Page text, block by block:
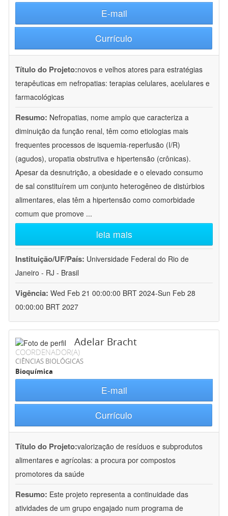
E-mail
Currículo
Título do Projeto:novos e velhos atores para estratégias
terapêuticas em nefropatias: terapias celulares, acelulares e
farmacológicas
Resumo: Nefropatias, nome amplo que caracteriza a
diminuição da função renal, têm como etiologias mais
frequentes processos de isquemia-reperfusão (I/R)
(agudos), uropatia obstrutiva e hipertensão (crônicas).
Apesar da desnutrição, a obesidade e o elevado consumo
de sal constituírem um conjunto heterogêneo de distúrbios
alimentares, elas têm a hipertensão como comorbidade
comum que promove ...
leia mais
Instituição/UF/País: Universidade Federal do Rio de
Janeiro - RJ - Brasil
Vigência: Wed Feb 21 00:00:00 BRT 2024-Sun Feb 28
00:00:00 BRT 2027
Adelar Bracht
COORDENADOR(A)
CIÊNCIAS BIOLÓGICAS
Bioquímica
E-mail
Currículo
Título do Projeto:valorização de resíduos e subprodutos
alimentares e agrícolas: a procura por compostos
promotores da saúde
Resumo: Este projeto representa a continuidade das
atividades de um grupo engajado num programa de